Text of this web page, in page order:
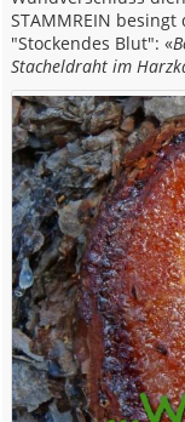
STAMMREIN
"Stockendes Blut": «
Stacheldraht im